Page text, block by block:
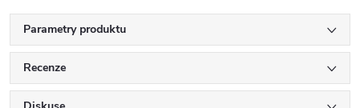
Parametry produktu
Recenze